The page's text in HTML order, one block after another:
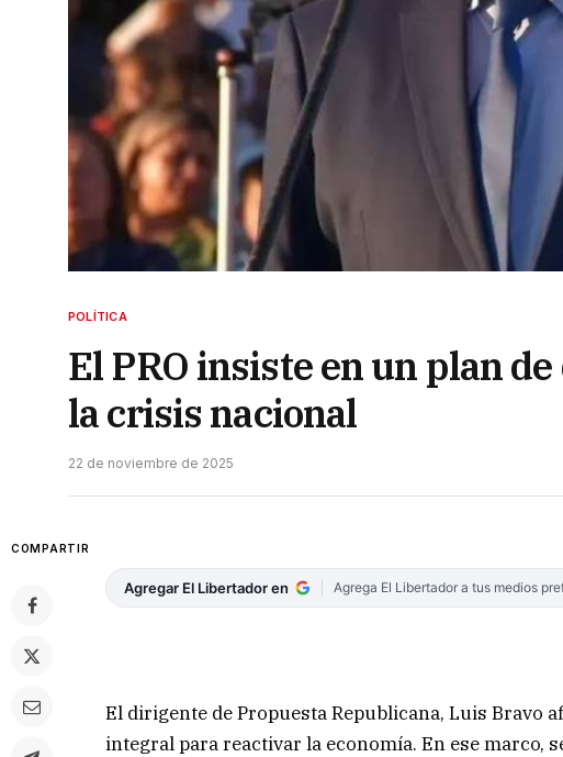
POLÍTICA
El PRO insiste en un plan
la crisis nacional
22 de noviembre de 2025
COMPARTIR
Agregar El Libertador en Agrega El Libertador a tus medios
El dirigente de Propuesta Republicana, Luis Bravo
integral para reactivar la economía. En ese marco,